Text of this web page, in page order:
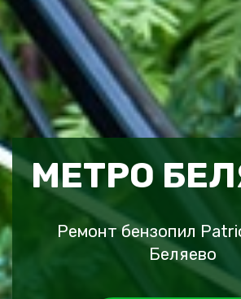
МЕТРО
Ремонт бензопил
Беляево